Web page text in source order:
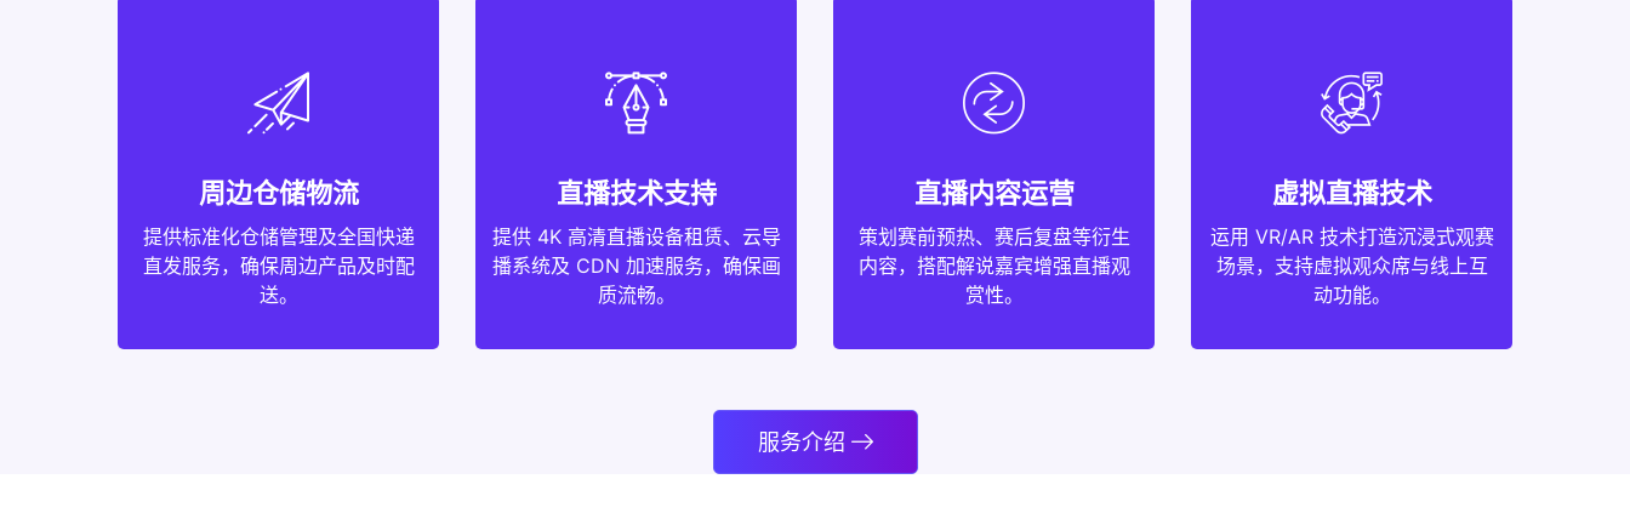
周边仓储物流
提供标准化仓储管理及全国快递
直发服务，确保周边产品及时配
送。
直播技术支持
提供 4K 高清直播设备租赁、云导
播系统及 CDN 加速服务，确保画
质流畅。
直播内容运营
策划赛前预热、赛后复盘等衍生
内容，搭配解说嘉宾增强直播观
赏性。
虚拟直播技术
运用 VR/AR 技术打造沉浸式观赛
场景，支持虚拟观众席与线上互
动功能。
服务介绍